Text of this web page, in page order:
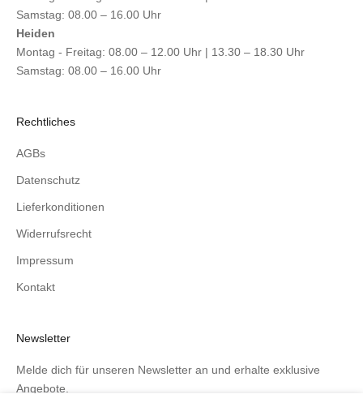
Samstag: 08.00 – 16.00 Uhr
Heiden
Montag - Freitag: 08.00 – 12.00 Uhr | 13.30 – 18.30 Uhr
Samstag: 08.00 – 16.00 Uhr
Rechtliches
AGBs
Datenschutz
Lieferkonditionen
Widerrufsrecht
Impressum
Kontakt
Newsletter
Melde dich für unseren Newsletter an und erhalte exklusive
Angebote.